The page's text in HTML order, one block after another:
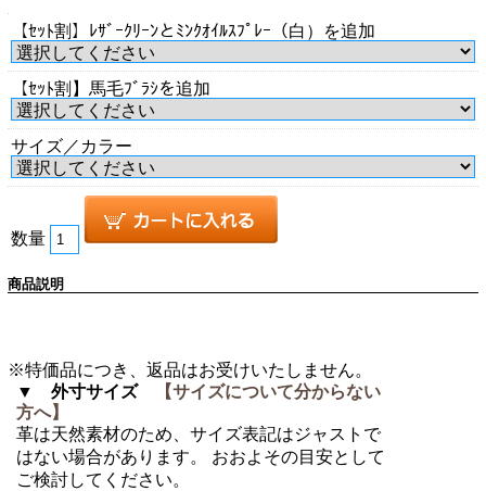
【ｾｯﾄ割】ﾚｻﾞｰｸﾘｰﾝとﾐﾝｸｵｲﾙｽﾌﾟﾚｰ（白）を追加
【ｾｯﾄ割】馬毛ﾌﾞﾗｼを追加
サイズ／カラー
数量
商品説明
※特価品につき、返品はお受けいたしません。
▼ 外寸サイズ
【サイズについて分からない
方へ】
革は天然素材のため、サイズ表記はジャストで
はない場合があります。 おおよその目安として
ご検討してください。